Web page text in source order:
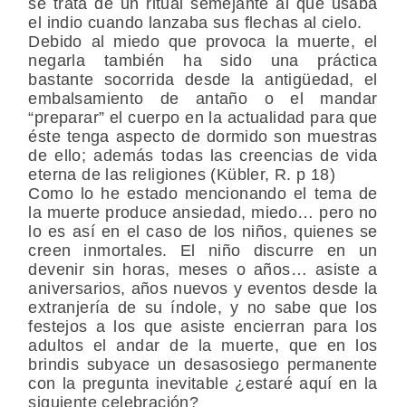
el indio cuando lanzaba sus flechas al cielo.
Debido al miedo que provoca la muerte, el
negarla también ha sido una práctica
bastante socorrida desde la antigüedad, el
embalsamiento de antaño o el mandar
“preparar” el cuerpo en la actualidad para que
éste tenga aspecto de dormido son muestras
de ello; además todas las creencias de vida
eterna de las religiones (Kübler, R. p 18)
Como lo he estado mencionando el tema de
la muerte produce ansiedad, miedo… pero no
lo es así en el caso de los niños, quienes se
creen inmortales. El niño discurre en un
devenir sin horas, meses o años… asiste a
aniversarios, años nuevos y eventos desde la
extranjería de su índole, y no sabe que los
festejos a los que asiste encierran para los
adultos el andar de la muerte, que en los
brindis subyace un desasosiego permanente
con la pregunta inevitable ¿estaré aquí en la
siguiente celebración?